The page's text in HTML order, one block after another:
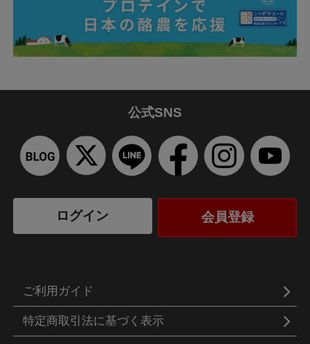
公式SNS
ログイン 会員登録
ご利用ガイド
特定商取引法に基づく表示